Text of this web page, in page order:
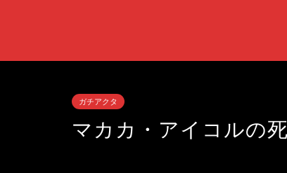
ガチアクタ
マカカ・アイコルの